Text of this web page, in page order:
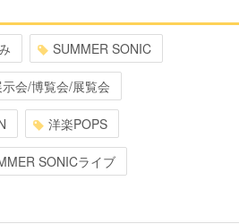
SUMMER SONIC
示会/博覧会/展覧会
洋楽POPS
SONICライブ